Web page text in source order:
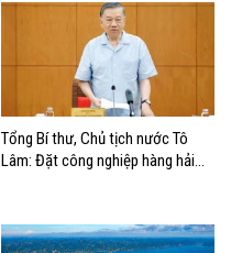
Tổng Bí thư, Chủ tịch nước Tô
Lâm: Đặt công nghiệp hàng hải
biển mạnh